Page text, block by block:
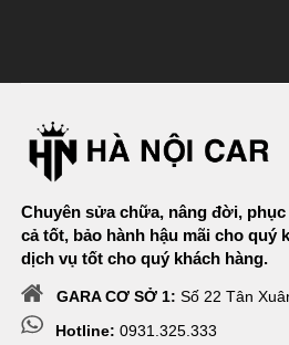
Chuyên sửa chữa, nâng đời,
cả tốt, bảo hành hậu mãi cho quý
dịch vụ tốt cho quý khách hàng.
GARA CƠ SỞ 1: Số 22 Tân
Hotline: 0931.325.333